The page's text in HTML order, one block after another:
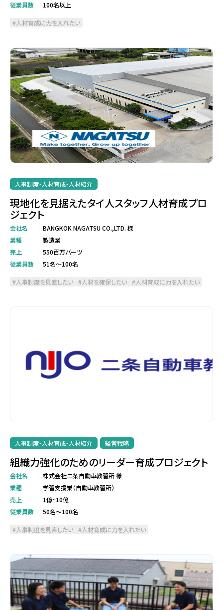
従業員数
100名以上
人材育成に力を入れたい
人事制度・人材育成・人材紹介
現地化を見据えたタイ人スタッフ人材育成プロ
ジェクト
会社名
BANGKOK NAGATSU CO.,LTD. 様
業種
製造業
売上
550百万パーツ
従業員数
51名～100名
人事制度を見直したい 人材を確保したい 人材育成に力を入れたい
人事制度・人材育成・人材紹介 経営戦略
組織力強化のためのリーダー育成プロジェクト
会社名
株式会社二条自動車教習所 様
業種
学習支援業（自動車教習所）
売上
1億~10億
従業員数
50名～100名
人事制度を見直したい 人材育成に力を入れたい